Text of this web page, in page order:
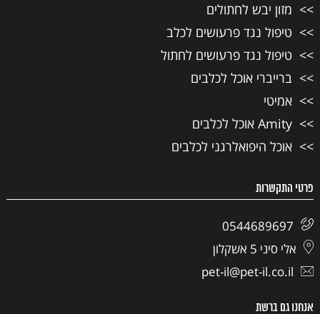
מזון יבש לחתולים
טיפול נגד פרעושים לכלב
טיפול נגד פרעושים לחתול
ברייברי אוכל לכלבים
אמיטי
Amity אוכל לכלבים
אוכל היפואלרגני לכלבים
פרטי התקשרות
0544689697
אלי סיני 5 אשקלון
pet-il@pet-il.co.il
אנחנו גם ברשת